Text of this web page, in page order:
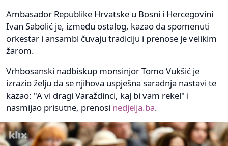
Ambasador Republike Hrvatske u Bosni i Hercegovini
Ivan Sabolić je, između ostalog, kazao da spomenuti
orkestar i ansambl čuvaju tradiciju i prenose je velikim
žarom.
Vrhbosanski nadbiskup monsinjor Tomo Vukšić je
izrazio želju da se njihova uspješna saradnja nastavi te
kazao: "A vi dragi Varaždinci, kaj bi vam rekel" i
nasmijao prisutne, prenosi nedjelja.ba.